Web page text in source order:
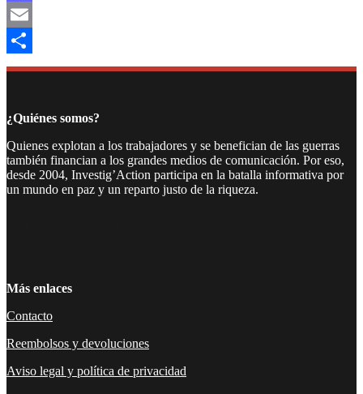
Mastodon
Email
Compartir
¿Quiénes somos?
Quienes explotan a los trabajadores y se benefician de las guerras
también financian a los grandes medios de comunicación. Por eso,
desde 2004, Investig’Action participa en la batalla informativa por
un mundo en paz y un reparto justo de la riqueza.
Más enlaces
Contacto
Reembolsos y devoluciones
Aviso legal y política de privacidad